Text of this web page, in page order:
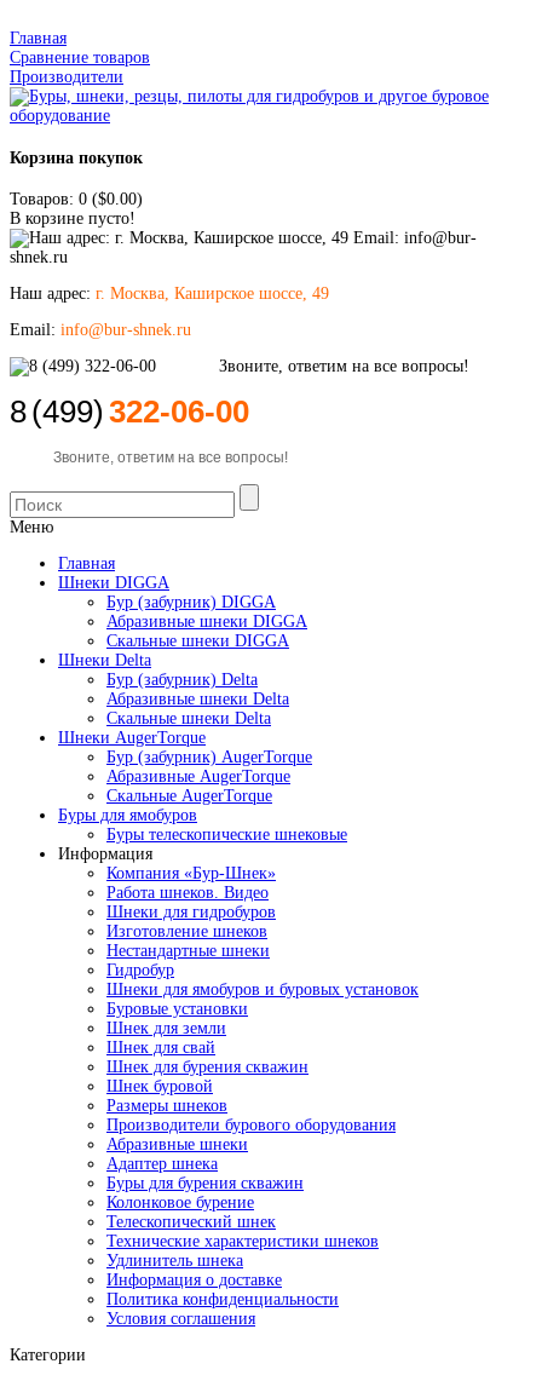
Главная
Сравнение товаров
Производители
Корзина покупок
Товаров: 0 ($0.00)
В корзине пусто!
Наш адрес: г. Москва, Каширское шоссе, 49
Email: info@bur-shnek.ru
8(499) 322-06-00
Звоните, ответим на все вопросы!
Меню
Главная
Шнеки DIGGA
Бур (забурник) DIGGA
Абразивные шнеки DIGGA
Скальные шнеки DIGGA
Шнеки Delta
Бур (забурник) Delta
Абразивные шнеки Delta
Скальные шнеки Delta
Шнеки AugerTorque
Бур (забурник) AugerTorque
Абразивные AugerTorque
Скальные AugerTorque
Буры для ямобуров
Буры телескопические шнековые
Информация
Компания «Бур-Шнек»
Работа шнеков. Видео
Шнеки для гидробуров
Изготовление шнеков
Нестандартные шнеки
Гидробур
Шнеки для ямобуров и буровых установок
Буровые установки
Шнек для земли
Шнек для свай
Шнек для бурения скважин
Шнек буровой
Размеры шнеков
Производители бурового оборудования
Абразивные шнеки
Адаптер шнека
Буры для бурения скважин
Колонковое бурение
Телескопический шнек
Технические характеристики шнеков
Удлинитель шнека
Информация о доставке
Политика конфиденциальности
Условия соглашения
Категории